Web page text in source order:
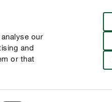
our
and
or that